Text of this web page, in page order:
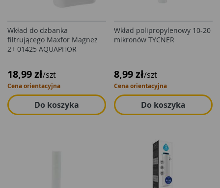
Wkład do dzbanka
filtrującego Maxfor Magnez
2+ 01425 AQUAPHOR
18,99 zł/szt
Cena orientacyjna
Do koszyka
Wkład polipropylenowy 10-20
mikronów TYCNER
8,99 zł/szt
Cena orientacyjna
Do koszyka